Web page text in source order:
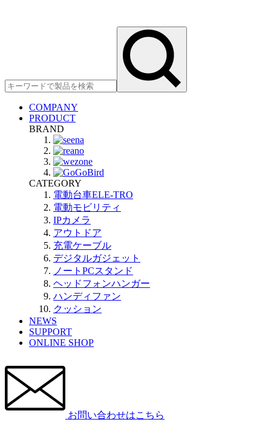
COMPANY
PRODUCT
BRAND
CATEGORY
電動台車ELE-TRO
電動モビリティ
IPカメラ
アウトドア
充電ケーブル
デジタルガジェット
ノートPCスタンド
ヘッドフォンハンガー
ハンディファン
クッション
NEWS
SUPPORT
ONLINE SHOP
お問い合わせはこちら